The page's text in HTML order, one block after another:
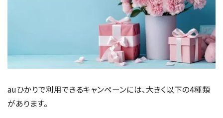
auひかりで利用できるキャンペーンには、大きく以下の4種類
があります。